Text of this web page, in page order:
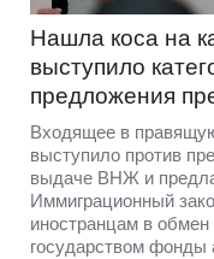
Нашла коса на
выступило
предложения
Входящее в
выступило против
выдаче ВНЖ и
Иммиграционный
иностранцам в
государством фонды